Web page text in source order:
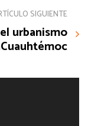
SIGUIENTE
urbanismo